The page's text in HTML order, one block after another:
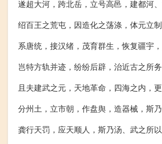
遂超大河，跨北岳，立号高邑，建都河、
绍百王之荒屯，因造化之荡涤，体元立制
系唐统，接汉绪，茂育群生，恢复疆宇
岂特方轨并迹，纷纷后辟，治近古之所
且夫建武之元，天地革命，四海之内，
分州土，立市朝，作盘舆，造器械，斯
龚行天罚，应天顺人，斯乃汤、武之所以